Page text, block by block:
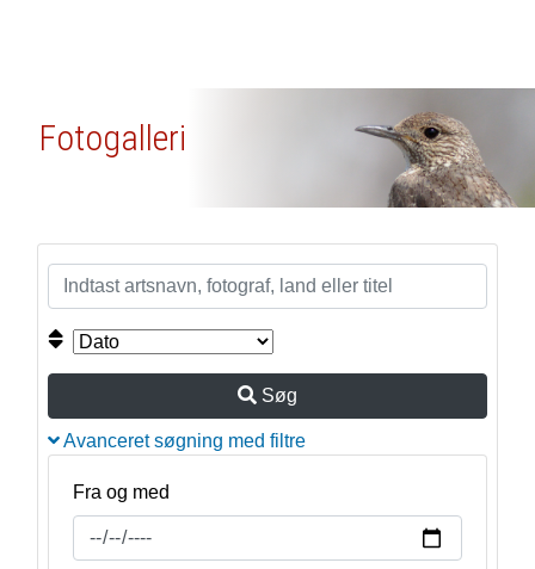
Fotogalleri
Søg
Avanceret søgning med filtre
Fra og med